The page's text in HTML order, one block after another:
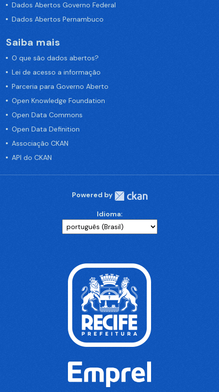
Dados Abertos Governo Federal
Dados Abertos Pernambuco
Saiba mais
O que são dados abertos?
Lei de acesso a informação
Parceria para Governo Aberto
Open Knowledge Foundation
Open Data Commons
Open Data Definition
Associação CKAN
API do CKAN
Powered by
Idioma